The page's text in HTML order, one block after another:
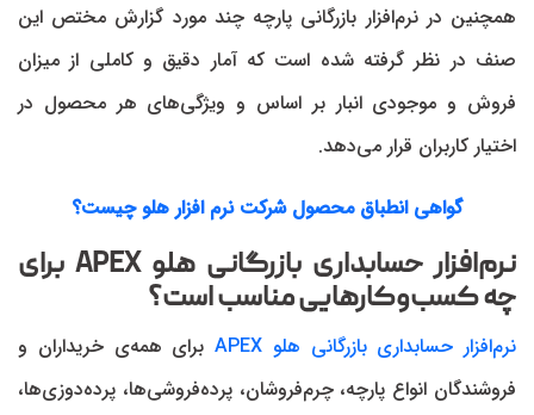
همچنین در نرم‌افزار بازرگانی پارچه چند مورد گزارش مختص این
صنف در نظر گرفته شده است که آمار دقیق و کاملی از میزان
فروش و موجودی انبار بر اساس و ویژگی‌های هر محصول در
اختیار کاربران قرار می‌دهد.
گواهی انطباق محصول شرکت نرم افزار هلو چیست؟
نرم‌‌افزار حسابداری بازرگانی هلوAPEX برای
چه کسب‌وکارهایی مناسب است؟
نرم‌افزار حسابداری بازرگانی هلو APEX
برای همه‌ی خریداران و
فروشندگان انواع پارچه، چرم‌فروشان، پرده‌فروشی‌ها، پرده‌دوزی‌ها،